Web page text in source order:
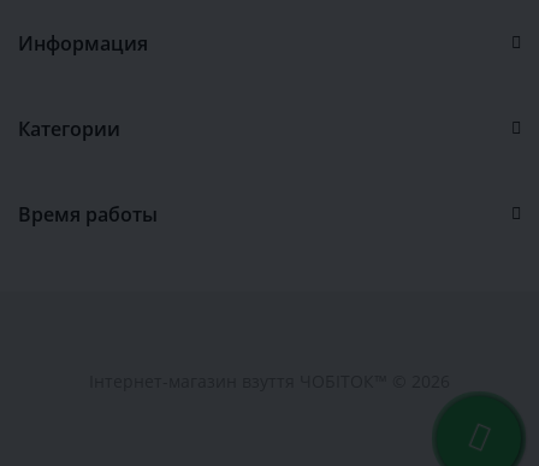
Информация
Категории
Время работы